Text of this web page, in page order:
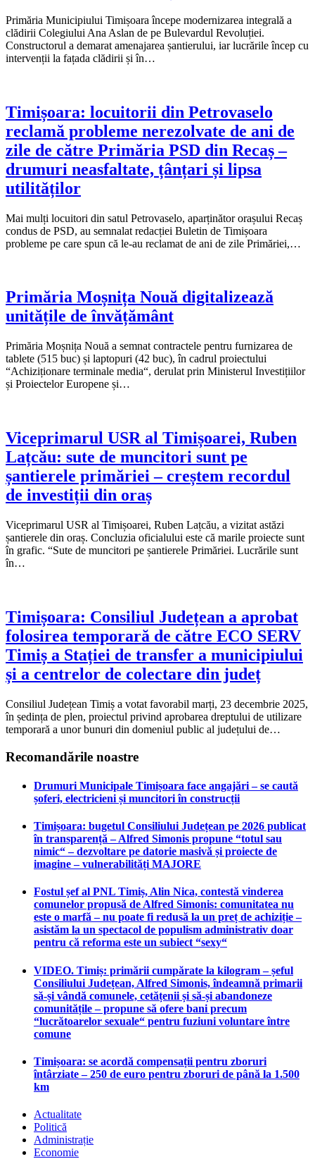
Primăria Municipiului Timișoara începe modernizarea integrală a
clădirii Colegiului Ana Aslan de pe Bulevardul Revoluției.
Constructorul a demarat amenajarea șantierului, iar lucrările încep cu
intervenții la fațada clădirii și în…
Timișoara: locuitorii din Petrovaselo
reclamă probleme nerezolvate de ani de
zile de către Primăria PSD din Recaș –
drumuri neasfaltate, țânțari și lipsa
utilităților
Mai mulți locuitori din satul Petrovaselo, aparținător orașului Recaș
condus de PSD, au semnalat redacției Buletin de Timișoara
probleme pe care spun că le-au reclamat de ani de zile Primăriei,…
Primăria Moșnița Nouă digitalizează
unitățile de învățământ
Primăria Moșnița Nouă a semnat contractele pentru furnizarea de
tablete (515 buc) și laptopuri (42 buc), în cadrul proiectului
“Achiziționare terminale media“, derulat prin Ministerul Investițiilor
și Proiectelor Europene și…
Viceprimarul USR al Timișoarei, Ruben
Lațcău: sute de muncitori sunt pe
șantierele primăriei – creștem recordul
de investiții din oraș
Viceprimarul USR al Timișoarei, Ruben Lațcău, a vizitat astăzi
șantierele din oraș. Concluzia oficialului este că marile proiecte sunt
în grafic. “Sute de muncitori pe șantierele Primăriei. Lucrările sunt
în…
Timișoara: Consiliul Județean a aprobat
folosirea temporară de către ECO SERV
Timiș a Stației de transfer a municipiului
și a centrelor de colectare din județ
Consiliul Județean Timiș a votat favorabil marți, 23 decembrie 2025,
în ședința de plen, proiectul privind aprobarea dreptului de utilizare
temporară a unor bunuri din domeniul public al județului de…
Recomandările noastre
Drumuri Municipale Timișoara face angajări – se caută
șoferi, electricieni și muncitori în construcții
Timișoara: bugetul Consiliului Județean pe 2026 publicat
în transparență – Alfred Simonis propune “totul sau
nimic“ – dezvoltare pe datorie masivă și proiecte de
imagine – vulnerabilități MAJORE
Fostul șef al PNL Timiș, Alin Nica, contestă vinderea
comunelor propusă de Alfred Simonis: comunitatea nu
este o marfă – nu poate fi redusă la un preț de achiziție –
asistăm la un spectacol de populism administrativ doar
pentru că reforma este un subiect “sexy“
VIDEO. Timiș: primării cumpărate la kilogram – șeful
Consiliului Județean, Alfred Simonis, îndeamnă primarii
să-și vândă comunele, cetățenii și să-și abandoneze
comunitățile – propune să ofere bani precum
“lucrătoarelor sexuale“ pentru fuziuni voluntare între
comune
Timișoara: se acordă compensații pentru zboruri
întârziate – 250 de euro pentru zboruri de până la 1.500
km
Actualitate
Politică
Administrație
Economie